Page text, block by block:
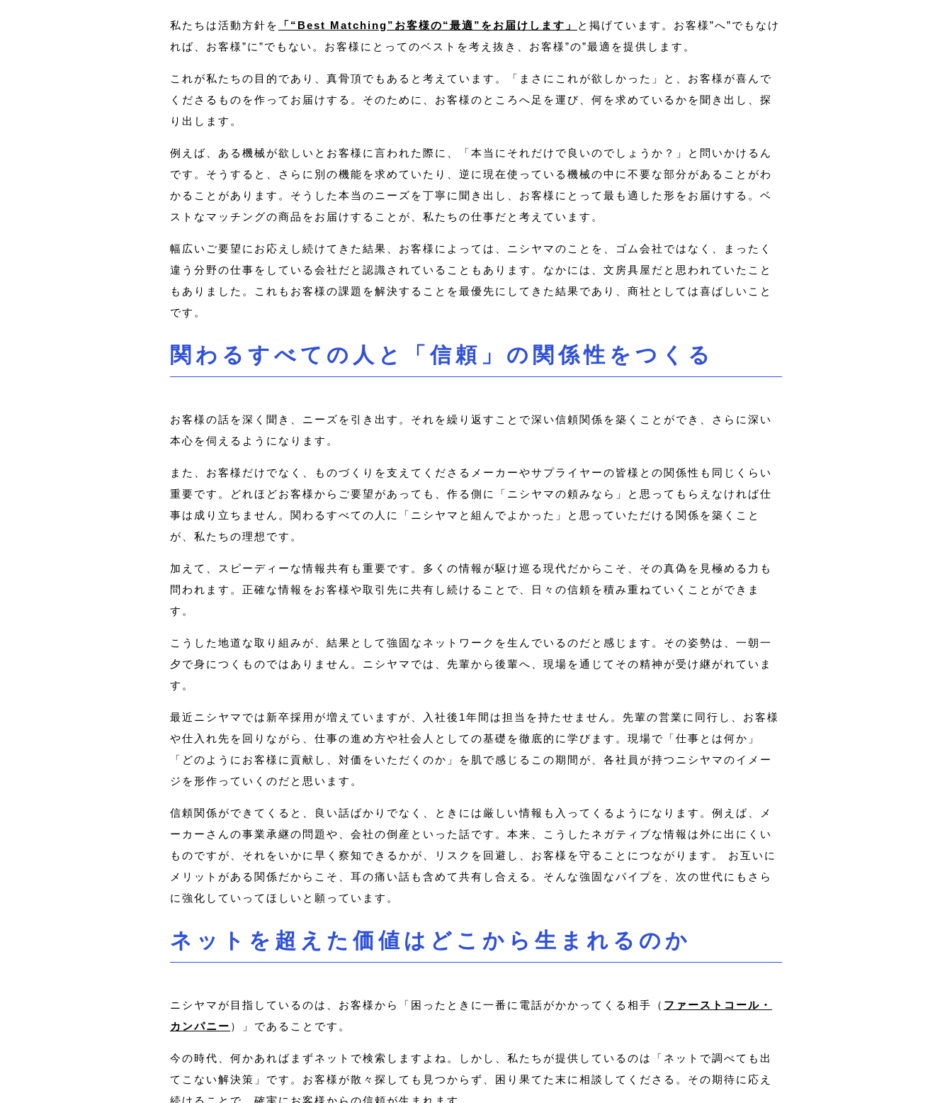
私たちは活動方針を 「“Best Matching”お客様の“最適”をお届けします」
と掲げています。お客様”へ”でもなけ
れば、お客様”に”でもない。お客様にとってのベストを考え抜き、お客様”の”最適を提供します。
これが私たちの目的であり、真骨頂でもあると考えています。「まさにこれが欲しかった」と、お客様が喜んで
くださるものを作ってお届けする。そのために、お客様のところへ足を運び、何を求めているかを聞き出し、探
り出します。
例えば、ある機械が欲しいとお客様に言われた際に、「本当にそれだけで良いのでしょうか？」と問いかけるん
です。そうすると、さらに別の機能を求めていたり、逆に現在使っている機械の中に不要な部分があることがわ
かることがあります。そうした本当のニーズを丁寧に聞き出し、お客様にとって最も適した形をお届けする。ベ
ストなマッチングの商品をお届けすることが、私たちの仕事だと考えています。
幅広いご要望にお応えし続けてきた結果、お客様によっては、ニシヤマのことを、ゴム会社ではなく、まったく
違う分野の仕事をしている会社だと認識されていることもあります。なかには、文房具屋だと思われていたこと
もありました。これもお客様の課題を解決することを最優先にしてきた結果であり、商社としては喜ばしいこと
です。
関わるすべての人と「信頼」の関係性をつくる
お客様の話を深く聞き、ニーズを引き出す。それを繰り返すことで深い信頼関係を築くことができ、さらに深い
本心を伺えるようになります。
また、お客様だけでなく、ものづくりを支えてくださるメーカーやサプライヤーの皆様との関係性も同じくらい
重要です。どれほどお客様からご要望があっても、作る側に「ニシヤマの頼みなら」と思ってもらえなければ仕
事は成り立ちません。関わるすべての人に「ニシヤマと組んでよかった」と思っていただける関係を築くこと
が、私たちの理想です。
加えて、スピーディーな情報共有も重要です。多くの情報が駆け巡る現代だからこそ、その真偽を見極める力も
問われます。正確な情報をお客様や取引先に共有し続けることで、日々の信頼を積み重ねていくことができま
す。
こうした地道な取り組みが、結果として強固なネットワークを生んでいるのだと感じます。その姿勢は、一朝一
夕で身につくものではありません。ニシヤマでは、先輩から後輩へ、現場を通じてその精神が受け継がれていま
す。
最近ニシヤマでは新卒採用が増えていますが、入社後1年間は担当を持たせません。先輩の営業に同行し、お客様
や仕入れ先を回りながら、仕事の進め方や社会人としての基礎を徹底的に学びます。現場で「仕事とは何か」
「どのようにお客様に貢献し、対価をいただくのか」を肌で感じるこの期間が、各社員が持つニシヤマのイメー
ジを形作っていくのだと思います。
信頼関係ができてくると、良い話ばかりでなく、ときには厳しい情報も入ってくるようになります。例えば、メ
ーカーさんの事業承継の問題や、会社の倒産といった話です。本来、こうしたネガティブな情報は外に出にくい
ものですが、それをいかに早く察知できるかが、リスクを回避し、お客様を守ることにつながります。 お互いに
メリットがある関係だからこそ、耳の痛い話も含めて共有し合える。そんな強固なパイプを、次の世代にもさら
に強化していってほしいと願っています。
ネットを超えた価値はどこから生まれるのか
ニシヤマが目指しているのは、お客様から「困ったときに一番に電話がかかってくる相手（ ファーストコール・
カンパニー ）」であることです。
今の時代、何かあればまずネットで検索しますよね。しかし、私たちが提供しているのは「ネットで調べても出
てこない解決策」です。お客様が散々探しても見つからず、困り果てた末に相談してくださる。その期待に応え
続けることで、確実にお客様からの信頼が生まれます。